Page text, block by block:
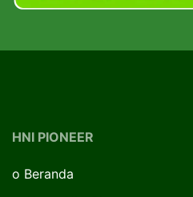
HNI PIONEER
o Beranda